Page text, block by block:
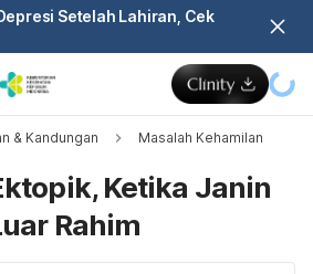
Setelah Lahiran, Cek
& Kandungan Masalah Kehamilan
Ketika Janin
Rahim